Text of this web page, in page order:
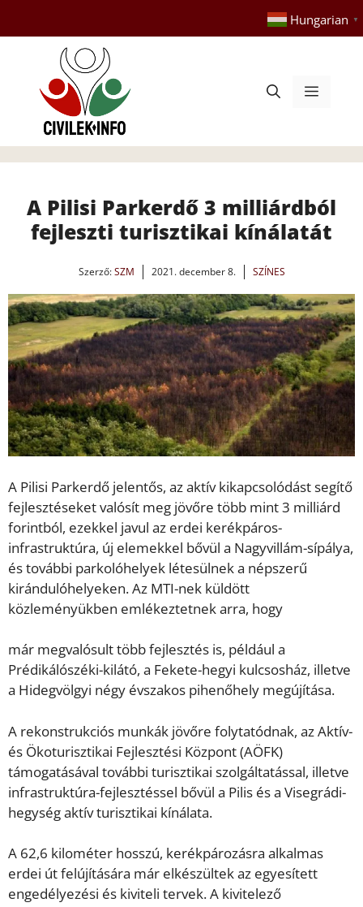
tartalomba
Hungarian ▼
Menü
A Pilisi Parkerdő 3 milliárdból
fejleszti turisztikai kínálatát
Szerző:SZM 2021. december 8. SZÍNES
A Pilisi Parkerdő jelentős, az aktív kikapcsolódást segítő
fejlesztéseket valósít meg jövőre több mint 3 milliárd
forintból, ezekkel javul az erdei kerékpáros-
infrastruktúra, új elemekkel bővül a Nagyvillám-sípálya,
és további parkolóhelyek létesülnek a népszerű
kirándulóhelyeken. Az MTI-nek küldött
közleményükben emlékeztetnek arra, hogy
már megvalósult több fejlesztés is, például a
Prédikálószéki-kilátó, a Fekete-hegyi kulcsosház, illetve
a Hidegvölgyi négy évszakos pihenőhely megújítása.
A rekonstrukciós munkák jövőre folytatódnak, az Aktív-
és Ökoturisztikai Fejlesztési Központ (AÖFK)
támogatásával további turisztikai szolgáltatással, illetve
infrastruktúra-fejlesztéssel bővül a Pilis és a Visegrádi-
hegység aktív turisztikai kínálata.
A 62,6 kilométer hosszú, kerékpározásra alkalmas
erdei út felújítására már elkészültek az egyesített
engedélyezési és kiviteli tervek. A kivitelező